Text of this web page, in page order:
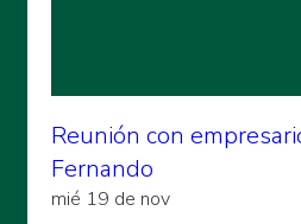
Reunión con
Fernando
mié 19 de nov